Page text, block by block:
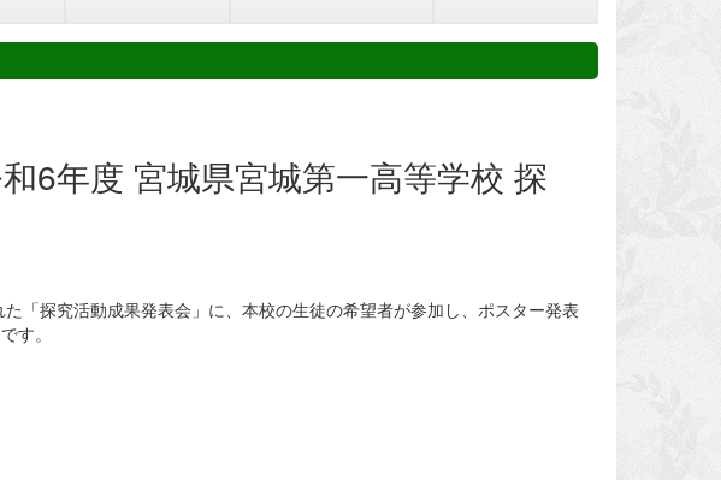
6年度 宮城県宮城第一高等学校 探
「探究活動成果発表会」に、本校の生徒の希望者が参加し、ポスター発表
す。